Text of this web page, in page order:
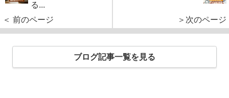
る...
＜ 前のページ
＞次のページ
ブログ記事一覧を見る